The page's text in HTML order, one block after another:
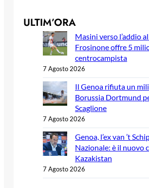
ULTIM’ORA
Masini verso l’addio
Frosinone offre 5
centrocampista
7 Agosto 2026
Il Genoa rifiuta un
Borussia Dortmund
Scaglione
7 Agosto 2026
Genoa, l’ex van ’t
Nazionale: è il nuovo
Kazakistan
7 Agosto 2026